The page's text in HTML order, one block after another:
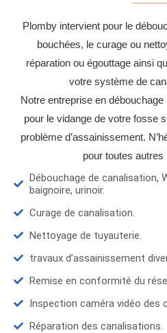
Plomby intervient pour le
bouchées, le curage ou
réparation ou égouttage ainsi
votre système de
Notre entreprise en débouchage
pour le vidange de votre fosse
problème d’assainissement.
pour toutes autres
Débouchage de canalisation,
baignoire, urinoir.
Curage de canalisation.
Nettoyage de tuyauterie.
travaux d’assainissement
Remise en conformité du
Inspection caméra vidéo des
Réparation des canalisations.